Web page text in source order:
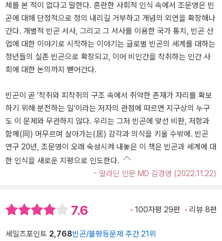
체를 본 적이 없다고 말한다. 혼란한 사회적 인식 속에서 조문영은 빈
곤에 대해 단정적으로 정의 내리길 거부하고 개념의 외연을 확장해나
간다. 개별적 빈곤 서사, 그리고 그 서사를 이용한 국가 통치, 빈곤 산
업에 대한 이야기로 시작하는 이야기는 글로벌 빈곤의 세계를 대하는
청년들의 실존 빈곤으로 확장되고, 이어 비인간을 착취하는 인간 사
회에 대한 논의까지 뻗어간다.
빈곤이 곧 '착취와 피착취의 구조 속에서 취약한 존재가 자리를 확보
하기 위해 분전하는 일'이라는 저자의 관점에 따르면 지구상의 누구
도 이 문제와 무관하지 않다. 우리는 그저 빈곤에 맞선 비판, 저항과
함께(同) 머무르며 살아가는(居) 감각과 의식을 키울 수밖에. 빈곤
연구 20년, 조문영이 오래 숙성시켜 내놓은 이 책은 빈곤과 세계에 대
한 인식을 새로운 지평으로 인도한다.
- 알라딘 인문 MD 김경영 (2022.11.22)
7.6 100자평 29편 리뷰 8편
세일즈포인트 2,768빈곤/불평등문제 주간 21위